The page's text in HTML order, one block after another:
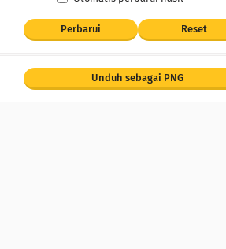
Perbarui Reset
Unduh sebagai PNG